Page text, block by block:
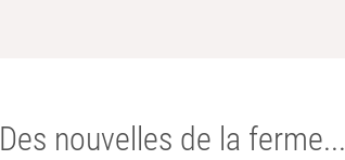
Des nouvelles de la ferme...